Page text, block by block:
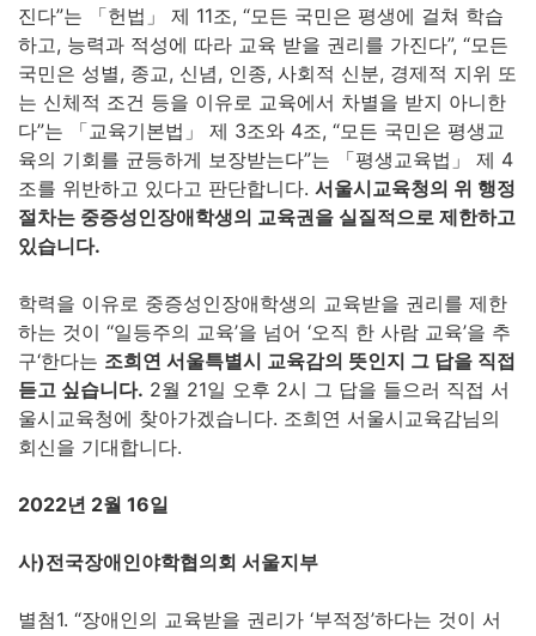
진다”는 「헌법」 제 11조, “모든 국민은 평생에 걸쳐 학습
하고, 능력과 적성에 따라 교육 받을 권리를 가진다”, “모든
국민은 성별, 종교, 신념, 인종, 사회적 신분, 경제적 지위 또
는 신체적 조건 등을 이유로 교육에서 차별을 받지 아니한
다”는 「교육기본법」 제 3조와 4조, “모든 국민은 평생교
육의 기회를 균등하게 보장받는다”는 「평생교육법」 제 4
조를 위반하고 있다고 판단합니다. 서울시교육청의 위 행정
절차는 중증성인장애학생의 교육권을 실질적으로 제한하고
있습니다.
학력을 이유로 중증성인장애학생의 교육받을 권리를 제한
하는 것이 ‘‘일등주의 교육’을 넘어 ‘오직 한 사람 교육’을 추
구‘한다는 조희연 서울특별시 교육감의 뜻인지 그 답을 직접
듣고 싶습니다. 2월 21일 오후 2시 그 답을 들으러 직접 서
울시교육청에 찾아가겠습니다. 조희연 서울시교육감님의
회신을 기대합니다.
2022년 2월 16일
사)전국장애인야학협의회 서울지부
별첨1. “장애인의 교육받을 권리가 ‘부적정’하다는 것이 서